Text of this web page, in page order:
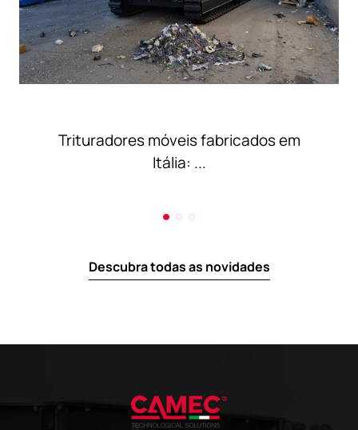
Trituradores móveis fabricados em
Itália: ...
Descubra todas as novidades